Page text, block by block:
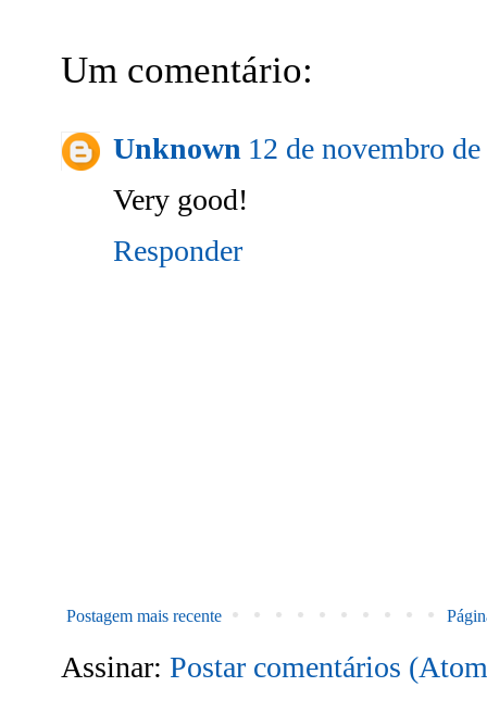
Um comentário:
Unknown 12 de novembro
Very good!
Responder
Postagem mais recente
Assinar: Postar comentários